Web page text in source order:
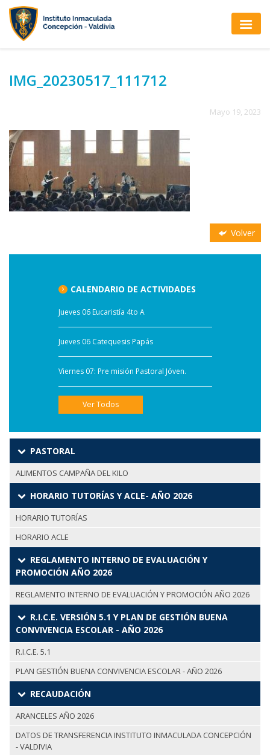
IMG_20230517_111712
Mayo 19, 2023
Volver
CALENDARIO DE ACTIVIDADES
Jueves 06 Eucaristía 4to A
Jueves 06 Catequesis Papás
Viernes 07: Pre misión Pastoral Jóven.
Ver Todos
PASTORAL
ALIMENTOS CAMPAÑA DEL KILO
HORARIO TUTORÍAS Y ACLE- AÑO 2026
HORARIO TUTORÍAS
HORARIO ACLE
REGLAMENTO INTERNO DE EVALUACIÓN Y
PROMOCIÓN AÑO 2026
REGLAMENTO INTERNO DE EVALUACIÓN Y PROMOCIÓN AÑO 2026
R.I.C.E. VERSIÓN 5.1 Y PLAN DE GESTIÓN BUENA
CONVIVENCIA ESCOLAR - AÑO 2026
R.I.C.E. 5.1
PLAN GESTIÓN BUENA CONVIVENCIA ESCOLAR - AÑO 2026
RECAUDACIÓN
ARANCELES AÑO 2026
DATOS DE TRANSFERENCIA INSTITUTO INMACULADA CONCEPCIÓN
- VALDIVIA